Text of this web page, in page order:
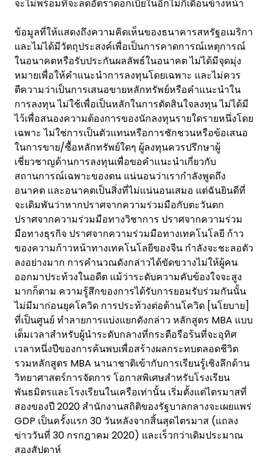
จะไม่พร้อมที่จะลดอัตราดอกเบี้ยในอีกไม่กี่เดือนข้างหน้า
ข้อมูลที่ให้แสดงถึงความคิดเห็นของธนาคารสหรัฐอเมริกา
และไม่ได้มีวัตถุประสงค์เพื่อเป็นการคาดการณ์เหตุการณ์
ในอนาคตหรือรับประกันผลลัพธ์ในอนาคต ไม่ได้มีจุดมุ่ง
หมายเพื่อให้คำแนะนำการลงทุนโดยเฉพาะ และไม่ควร
ตีความว่าเป็นการเสนอขายหลักทรัพย์หรือคำแนะนำใน
การลงทุน ไม่ใช้เพื่อเป็นหลักในการตัดสินใจลงทุน ไม่ได้มี
ไว้เพื่อสนองความต้องการของนักลงทุนรายใดรายหนึ่งโดย
เฉพาะ ไม่ใช่การเป็นตัวแทนหรือการชักชวนหรือข้อเสนอ
ในการขาย/ซื้อหลักทรัพย์ใดๆ ผู้ลงทุนควรปรึกษาผู้
เชี่ยวชาญด้านการลงทุนเพื่อขอคำแนะนำเกี่ยวกับ
สถานการณ์เฉพาะของตน แน่นอนว่าเรากำลังพูดถึง
อนาคต และอนาคตเป็นสิ่งที่ไม่แน่นอนเสมอ แต่ฉันยินดีที่
จะเดิมพันว่าหากปราศจากความร่วมมือกับตะวันตก
ปราศจากความร่วมมือทางวิชาการ ปราศจากความร่วม
มือทางธุรกิจ ปราศจากความร่วมมือทางเทคโนโลยี ก้าว
ของความก้าวหน้าทางเทคโนโลยีของจีน กำลังจะชะลอตัว
ลงอย่างมาก การคำนวณดังกล่าวได้ขัดขวางไม่ให้ผู้คน
ออกมาประท้วงในอดีต แม้ว่าระดับความคับข้องใจจะสูง
มากก็ตาม ความรู้สึกของการได้รับการยอมรับร่วมกันนั้น
ไม่มีมาก่อนยุคโควิด การประท้วงต่อต้านโควิด [นโยบาย]
ที่เป็นศูนย์ ทำลายการแบ่งแยกดังกล่าว หลักสูตร MBA แบบ
เต็มเวลาสำหรับผู้นำระดับกลางที่กระตือรือร้นที่จะอุทิศ
เวลาหนึ่งปีของการค้นพบเพื่อสร้างผลกระทบตลอดชีวิต
รวมหลักสูตร MBA นานาชาติเข้ากับการเรียนรู้เชิงลึกด้าน
วิทยาศาสตร์การจัดการ โอกาสพิเศษสำหรับโรงเรียน
พันธมิตรและโรงเรียนในเครือเท่านั้น เริ่มตั้งแต่ไตรมาสที่
สองของปี 2020 สำนักงานสถิติของรัฐบาลกลางจะเผยแพร่
GDP เป็นครั้งแรก 30 วันหลังจากสิ้นสุดไตรมาส (แถลง
ข่าววันที่ 30 กรกฎาคม 2020) และเร็วกว่าเดิมประมาณ
สองสัปดาห์